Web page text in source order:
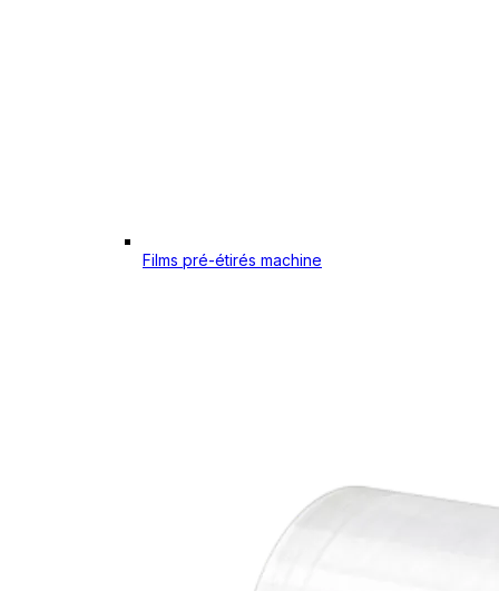
Films pré-étirés machine